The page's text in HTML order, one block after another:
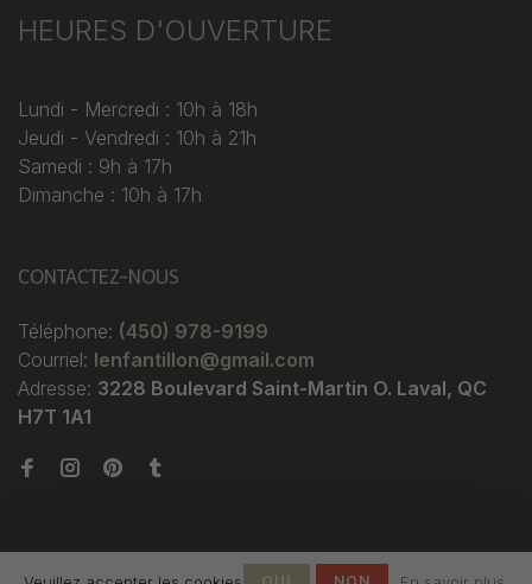
HEURES D'OUVERTURE
Lundi - Mercredi : 10h à 18h
Jeudi - Vendredi : 10h à 21h
Samedi : 9h à 17h
Dimanche : 10h à 17h
CONTACTEZ-NOUS
Téléphone: (450) 978-9199
Courriel: lenfantillon@gmail.com
Adresse: 3228 Boulevard Saint-Martin O. Laval, QC
H7T 1A1